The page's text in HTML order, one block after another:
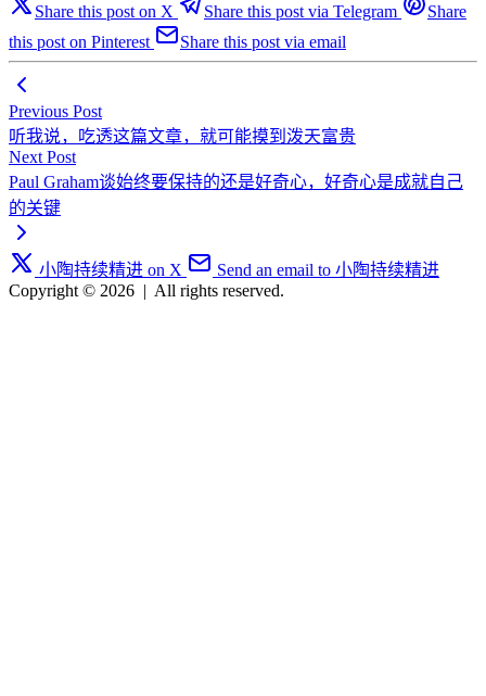
Share this post on X
Share this post via Telegram
Share
this post on Pinterest
Share this post via email
Previous Post
听我说，吃透这篇文章，就可能摸到泼天富贵
Next Post
Paul Graham谈始终要保持的还是好奇心，好奇心是成就自己
的关键
小陶持续精进 on X
Send an email to 小陶持续精进
Copyright © 2026 | All rights reserved.